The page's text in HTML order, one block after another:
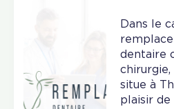
Dans le
dentaire
situe à
plaisir